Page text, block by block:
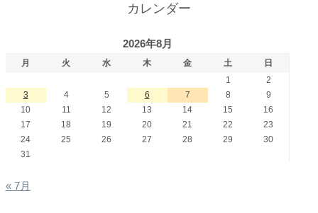
カレンダー
2026年8月
月 火 水 木 金 土
日
1
2
3
4 5 6 7 8
9
10
11 12 13 14 15
16
17
18 19 20 21 22
23
24
25 26 27 28 29
30
31
« 7月